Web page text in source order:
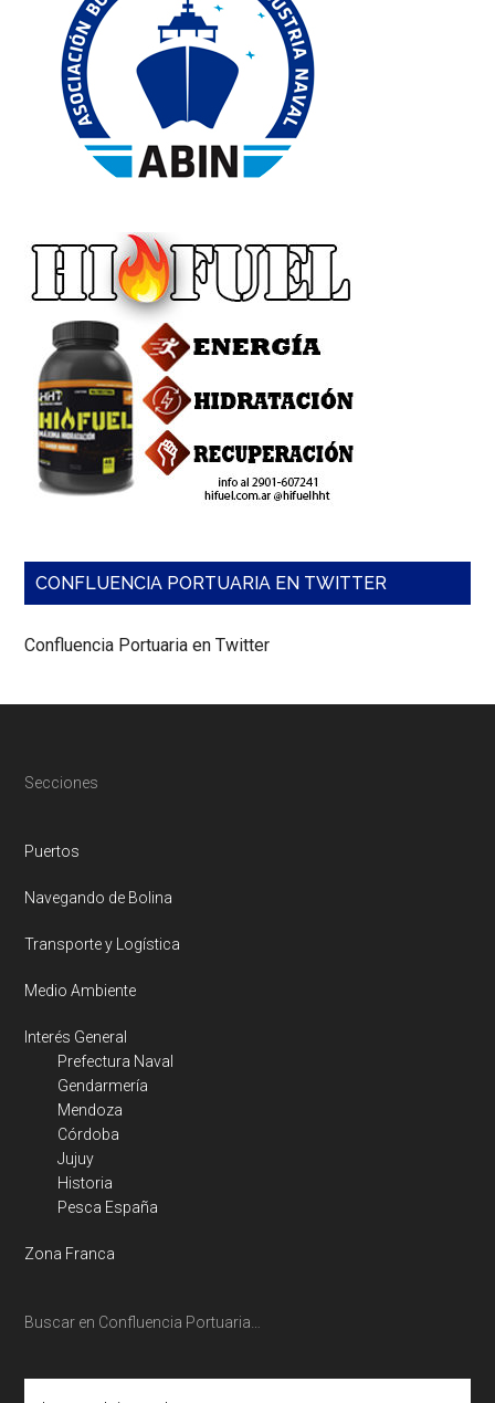
CONFLUENCIA PORTUARIA EN TWITTER
Confluencia Portuaria en Twitter
Footer
Secciones
Puertos
Navegando de Bolina
Transporte y Logística
Medio Ambiente
Interés General
Prefectura Naval
Gendarmería
Mendoza
Córdoba
Jujuy
Historia
Pesca España
Zona Franca
Buscar en Confluencia Portuaria…